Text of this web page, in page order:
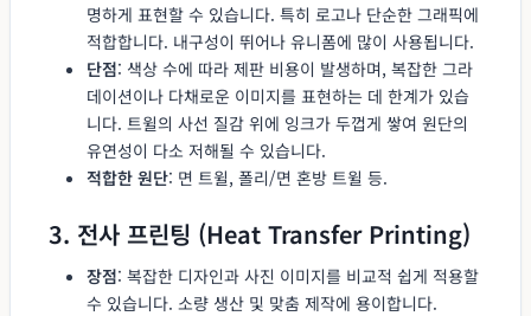
명하게 표현할 수 있습니다. 특히 로고나 단순한 그래픽에
적합합니다. 내구성이 뛰어나 유니폼에 많이 사용됩니다.
단점: 색상 수에 따라 제판 비용이 발생하며, 복잡한 그라
데이션이나 다채로운 이미지를 표현하는 데 한계가 있습
니다. 트윌의 사선 질감 위에 잉크가 두껍게 쌓여 원단의
유연성이 다소 저해될 수 있습니다.
적합한 원단: 면 트윌, 폴리/면 혼방 트윌 등.
3. 전사 프린팅 (Heat Transfer Printing)
장점: 복잡한 디자인과 사진 이미지를 비교적 쉽게 적용할
수 있습니다. 소량 생산 및 맞춤 제작에 용이합니다.